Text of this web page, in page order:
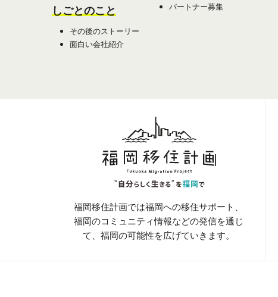
しごとのこと
その後のストーリー
面白い会社紹介
パートナー募集
福岡移住計画では福岡への移住サポート、
福岡のコミュニティ情報などの発信を通じ
て、 福岡の可能性を広げていきます。